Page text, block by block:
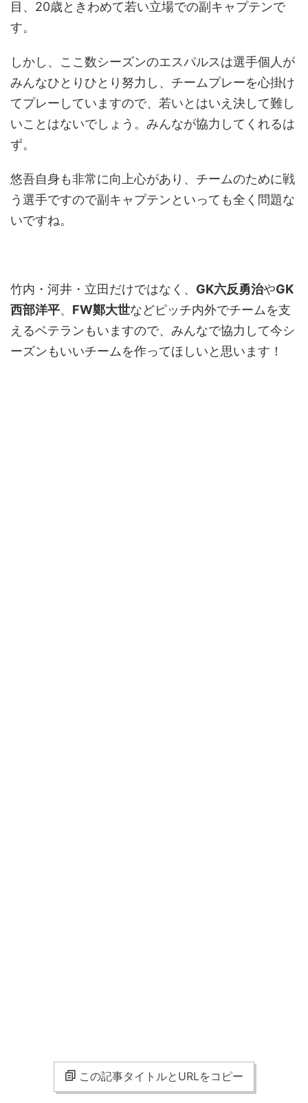
目、20歳ときわめて若い立場での副キャプテンで
す。
しかし、ここ数シーズンのエスパルスは選手個人が
みんなひとりひとり努力し、チームプレーを心掛け
てプレーしていますので、若いとはいえ決して難し
いことはないでしょう。みんなが協力してくれるは
ず。
悠吾自身も非常に向上心があり、チームのために戦
う選手ですので副キャプテンといっても全く問題な
いですね。
竹内・河井・立田だけではなく、 GK六反勇治やGK
西部洋平、 FW鄭大世などピッチ内外でチームを支
えるベテランもいますので、みんなで協力して今シ
ーズンもいいチームを作ってほしいと思います！
この記事タイトルとURLをコピー